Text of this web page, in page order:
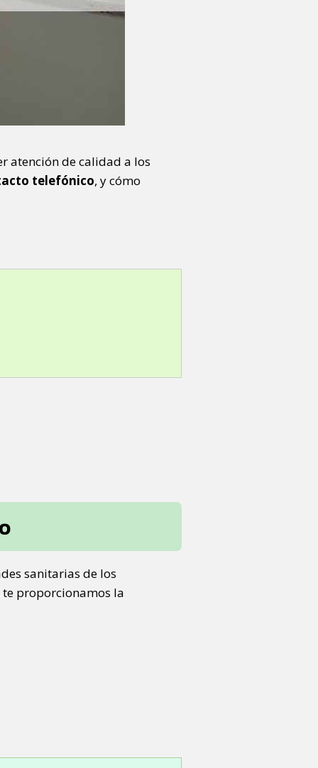
atención de calidad a los
telefónico, y cómo
sanitarias de los
te proporcionamos la